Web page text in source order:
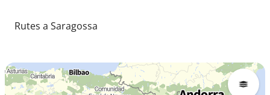
Rutes a Saragossa